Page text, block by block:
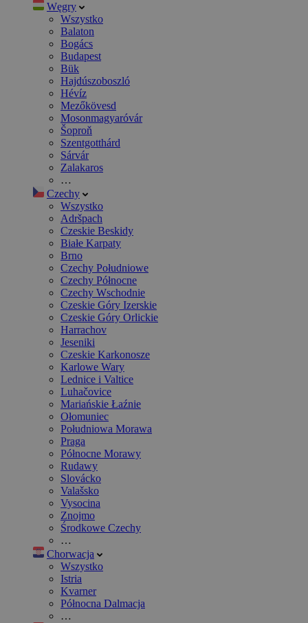
Węgry
Wszystko
Balaton
Bogács
Budapest
Bük
Hajdúszoboszló
Hévíz
Mezőkövesd
Mosonmagyaróvár
Šoproň
Szentgotthárd
Sárvár
Zalakaros
…
Czechy
Wszystko
Adršpach
Czeskie Beskidy
Białe Karpaty
Brno
Czechy Południowe
Czechy Północne
Czechy Wschodnie
Czeskie Góry Izerskie
Czeskie Góry Orlickie
Harrachov
Jeseniki
Czeskie Karkonosze
Karlowe Wary
Lednice i Valtice
Luhačovice
Mariańskie Łaźnie
Ołomuniec
Południowa Morawa
Praga
Północne Morawy
Rudawy
Slovácko
Valašsko
Vysocina
Znojmo
Środkowe Czechy
…
Chorwacja
Wszystko
Istria
Kvarner
Północna Dalmacja
…